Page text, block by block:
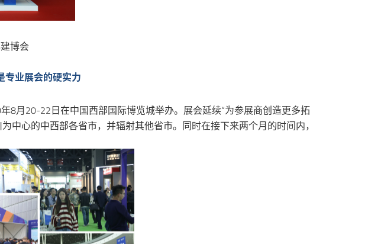
博会
专业展会的硬实力
8月20-22日在中国西部国际博览城举办。展会延续“为参展商创造更多拓
心的中西部各省市，并辐射其他省市。同时在接下来两个月的时间内，